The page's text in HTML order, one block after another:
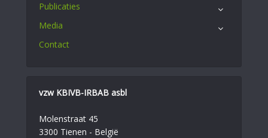
Publicaties
Media
Contact
vzw KBIVB-IRBAB asbl
Molenstraat 45
3300 Tienen - België